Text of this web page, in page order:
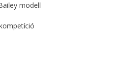
modell